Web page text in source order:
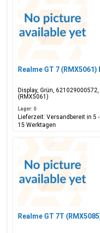
Realme GT 7
Display, Grün,
(RMX5061)
Lager: 0
Lieferzeit: Versandbereit in 5 -
15 Werktagen
Realme GT 7T